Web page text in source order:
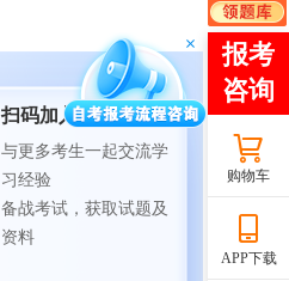
扫码加入备考交流群
与更多考生一起交流学
习经验
备战考试，获取试题及
资料
购物车
APP下载